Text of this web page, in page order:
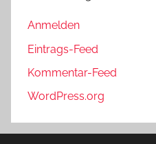
Anmelden
Eintrags-Feed
Kommentar-Feed
WordPress.org